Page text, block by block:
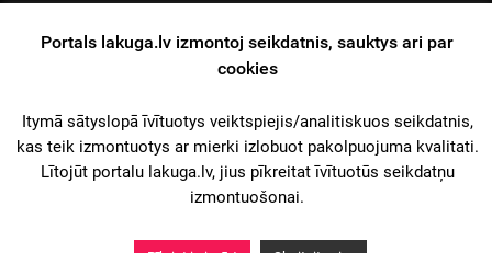
Portals lakuga.lv izmontoj seikdatnis, sauktys ari par
cookies
Itymā sātyslopā īvītuotys veiktspiejis/analitiskuos seikdatnis,
kas teik izmontuotys ar mierki izlobuot pakolpuojuma kvalitati.
Lītojūt portalu lakuga.lv, jius pīkreitat īvītuotūs seikdatņu
izmontuošonai.